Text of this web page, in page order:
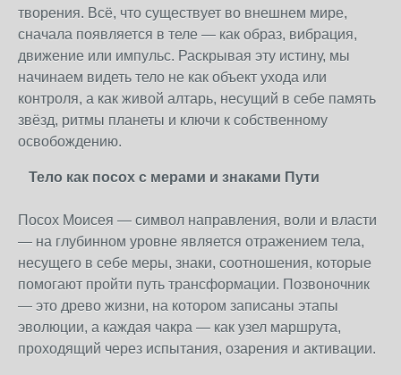
творения. Всё, что существует во внешнем мире,
сначала появляется в теле — как образ, вибрация,
движение или импульс. Раскрывая эту истину, мы
начинаем видеть тело не как объект ухода или
контроля, а как живой алтарь, несущий в себе память
звёзд, ритмы планеты и ключи к собственному
освобождению.
Тело как посох с мерами и знаками Пути
Посох Моисея — символ направления, воли и власти
— на глубинном уровне является отражением тела,
несущего в себе меры, знаки, соотношения, которые
помогают пройти путь трансформации. Позвоночник
— это древо жизни, на котором записаны этапы
эволюции, а каждая чакра — как узел маршрута,
проходящий через испытания, озарения и активации.